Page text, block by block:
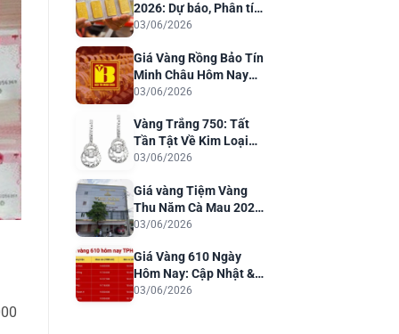
2026: Dự báo, Phân tích
& Lời khuyên Đầu tư
03/06/2026
Giá Vàng Rồng Bảo Tín
Minh Châu Hôm Nay
2026: Dự Báo & Phân
03/06/2026
Vàng Trắng 750: Tất
Tần Tật Về Kim Loại
Quý Cho Trang Sức
03/06/2026
Giá vàng Tiệm Vàng
Thu Năm Cà Mau 2026:
Cập Nhật & Phân Tích
03/06/2026
Giá Vàng 610 Ngày
Hôm Nay: Cập Nhật &
Dự Báo 2026
03/06/2026